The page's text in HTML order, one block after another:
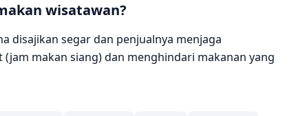
wisatawan?
disajikan segar dan penjualnya menjaga
makan siang) dan menghindari makanan yang